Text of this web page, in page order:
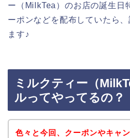
ー（MilkTea）のお店の誕生日
ーポンなどを配布していたら
ます♪
ミルクティー（
ルってやってるの？
色々と今回、クーポンやキャ